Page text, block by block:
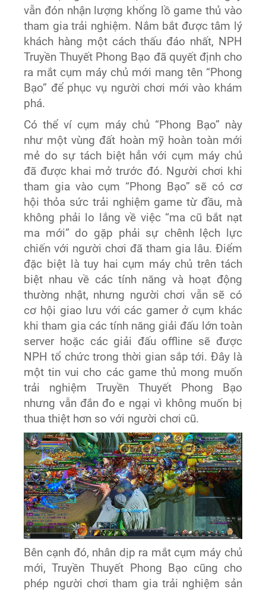
vẫn đón nhận lượng khổng lồ game thủ vào
tham gia trải nghiệm. Nắm bắt được tâm lý
khách hàng một cách thấu đáo nhất, NPH
Truyền Thuyết Phong Bạo đã quyết định cho
ra mắt cụm máy chủ mới mang tên “Phong
Bạo” để phục vụ người chơi mới vào khám
phá.
Có thể ví cụm máy chủ “Phong Bạo” này
như một vùng đất hoàn mỹ hoàn toàn mới
mẻ do sự tách biệt hẳn với cụm máy chủ
đã được khai mở trước đó. Người chơi khi
tham gia vào cụm “Phong Bạo” sẽ có cơ
hội thỏa sức trải nghiệm game từ đầu, mà
không phải lo lắng về việc “ma cũ bắt nạt
ma mới” do gặp phải sự chênh lệch lực
chiến với người chơi đã tham gia lâu. Điểm
đặc biệt là tuy hai cụm máy chủ trên tách
biệt nhau về các tính năng và hoạt động
thường nhật, nhưng người chơi vẫn sẽ có
cơ hội giao lưu với các gamer ở cụm khác
khi tham gia các tính năng giải đấu lớn toàn
server hoặc các giải đấu offline sẽ được
NPH tổ chức trong thời gian sắp tới. Đây là
một tin vui cho các game thủ mong muốn
trải nghiệm Truyền Thuyết Phong Bạo
nhưng vẫn đắn đo e ngại vì không muốn bị
thua thiệt hơn so với người chơi cũ.
Bên cạnh đó, nhân dịp ra mắt cụm máy chủ
mới, Truyền Thuyết Phong Bạo cũng cho
phép người chơi tham gia trải nghiệm sản